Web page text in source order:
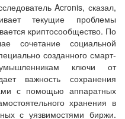
Acronis, сказал,
текущие проблемы
криптосообщество. По
сочетание социальной
созданного смарт-
ключи от
важность сохранения
с помощью аппаратных
хранения в
с уязвимостями биржи.